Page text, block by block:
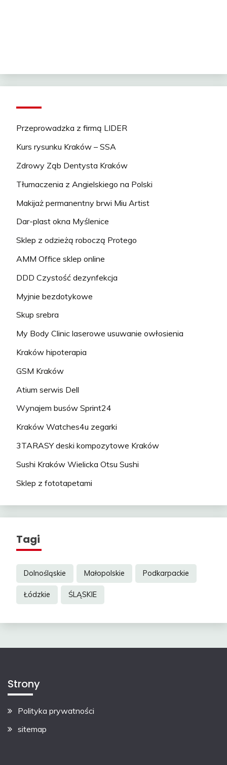
Przeprowadzka z firmą LIDER
Kurs rysunku Kraków – SSA
Zdrowy Ząb Dentysta Kraków
Tłumaczenia z Angielskiego na Polski
Makijaż permanentny brwi Miu Artist
Dar-plast okna Myślenice
Sklep z odzieżą roboczą Protego
AMM Office sklep online
DDD Czystość dezynfekcja
Myjnie bezdotykowe
Skup srebra
My Body Clinic laserowe usuwanie owłosienia
Kraków hipoterapia
GSM Kraków
Atium serwis Dell
Wynajem busów Sprint24
Kraków Watches4u zegarki
3TARASY deski kompozytowe Kraków
Sushi Kraków Wielicka Otsu Sushi
Sklep z fototapetami
Tagi
Dolnośląskie Małopolskie Podkarpackie
Łódzkie ŚLĄSKIE
Strony
Polityka prywatności
sitemap